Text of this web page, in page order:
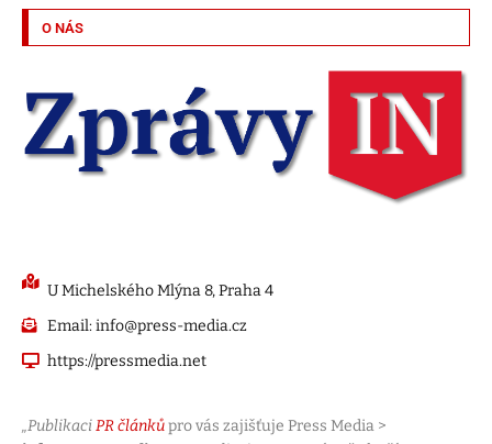
O NÁS
U Michelského Mlýna 8, Praha 4
Email: info@press-media.cz
https://pressmedia.net
„PublikaciPR článkůpro vás zajišťuje Press Media >